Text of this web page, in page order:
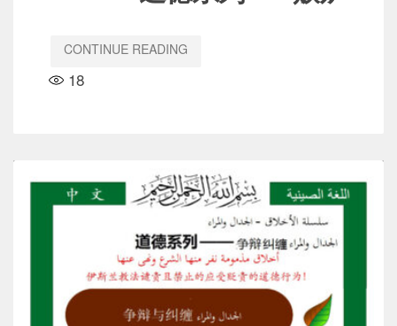
CONTINUE READING
18